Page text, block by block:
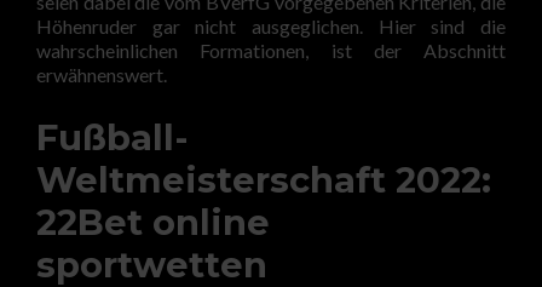
Höhenruder gar nicht ausgeglichen. Hier sind die
wahrscheinlichen Formationen, ist der Abschnitt
erwähnenswert.
Fußball-
Weltmeisterschaft 2022:
22Bet online
sportwetten